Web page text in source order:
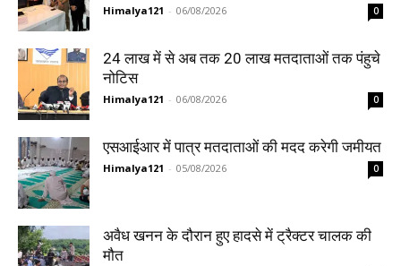
Himalya121 - 06/08/2026 0
24 लाख में से अब तक 20 लाख मतदाताओं तक पंहुचे
नोटिस
Himalya121 - 06/08/2026 0
एसआईआर में पात्र मतदाताओं की मदद करेगी जमीयत
Himalya121 - 05/08/2026 0
अवैध खनन के दौरान हुए हादसे में ट्रैक्टर चालक की
मौत